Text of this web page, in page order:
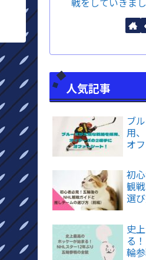
人気記事
ブ
用
オ
初
観
選
史
る
輪